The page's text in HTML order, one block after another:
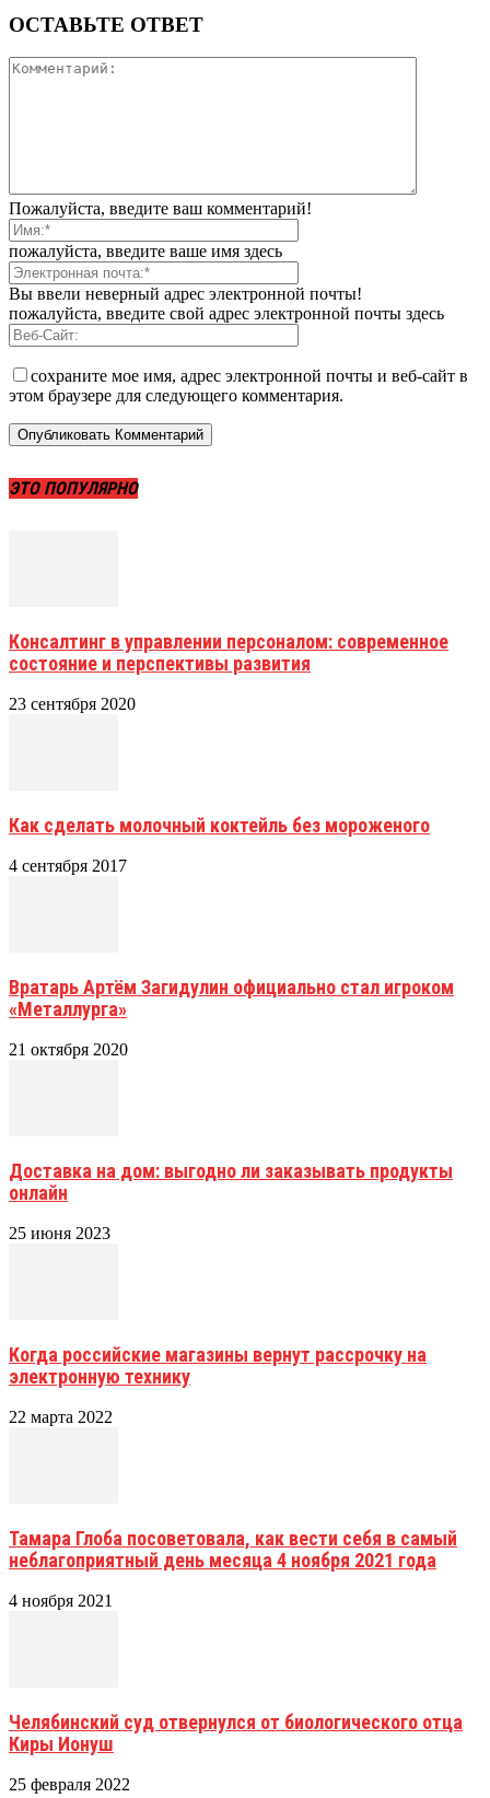
ОСТАВЬТЕ ОТВЕТ
Пожалуйста, введите ваш комментарий!
пожалуйста, введите ваше имя здесь
Вы ввели неверный адрес электронной почты!
пожалуйста, введите свой адрес электронной почты здесь
сохраните мое имя, адрес электронной почты и веб-сайт в
этом браузере для следующего комментария.
ЭТО ПОПУЛЯРНО
Консалтинг в управлении персоналом: современное
состояние и перспективы развития
23 сентября 2020
Как сделать молочный коктейль без мороженого
4 сентября 2017
Вратарь Артём Загидулин официально стал игроком
«Металлурга»
21 октября 2020
Доставка на дом: выгодно ли заказывать продукты
онлайн
25 июня 2023
Когда российские магазины вернут рассрочку на
электронную технику
22 марта 2022
Тамара Глоба посоветовала, как вести себя в самый
неблагоприятный день месяца 4 ноября 2021 года
4 ноября 2021
Челябинский суд отвернулся от биологического отца
Киры Ионуш
25 февраля 2022